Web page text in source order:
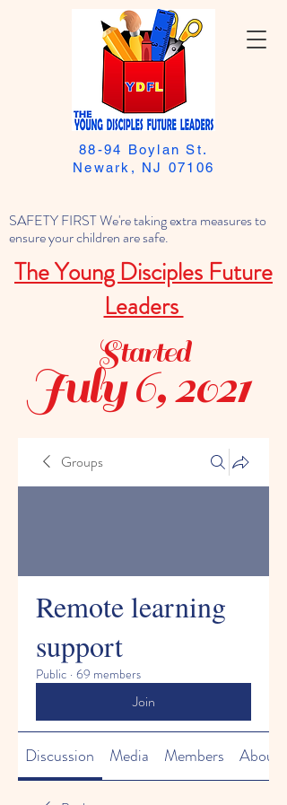
SAFETY FIRST We're taking extra measures to
ensure your children are safe.
The Young Disciples Future
Leaders
88-94 Boylan St.
Newark, NJ 07106
July 6, 2021
Started
Groups
Remote learning
support
Public · 69 members
Join
Discussion Media Members About